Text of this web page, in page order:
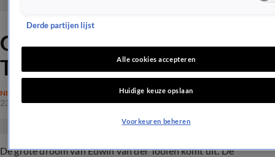
Grote droom Edwin van der
Toolen komt uit
NIEUWS
23 okt 2019, 19:38
De grote droom van Edwin van der Toolen komt uit. De
Derde partijen lijst
Alle cookies accepteren
Huidige keuze opslaan
Voorkeuren beheren